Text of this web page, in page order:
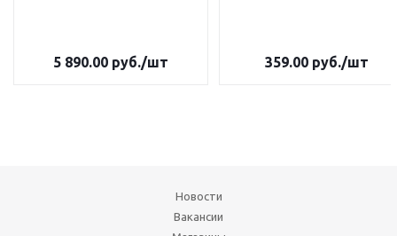
5 890.00 руб./шт 359.00руб./шт
Новости
Вакансии